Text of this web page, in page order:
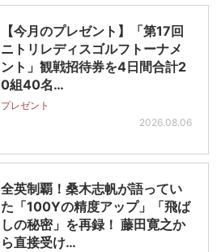
【今月のプレゼント】「第17回
ニトリレディスゴルフトーナメ
ント」観戦招待券を4日間合計2
0組40名…
プレゼント
2026.08.06
全英制覇！桑木志帆が語ってい
た「100Yの精度アップ」「飛ば
しの秘密」を再録！ 藤田寛之か
ら直接受け…